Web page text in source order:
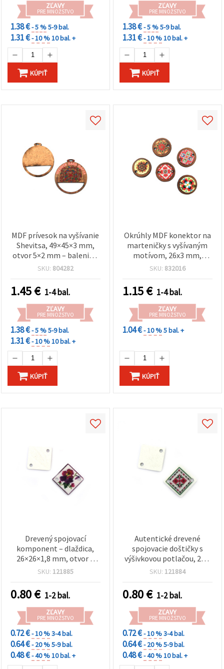
ZĽAVY
PRE MNOŽSTVO
1.38 €- 5 %5-9 bal.
1.31 €- 10 %10 bal. +
KÚPIŤ
ZĽAVY
PRE MNOŽSTVO
1.38 €- 5 %5-9 bal.
1.31 €- 10 %10 bal. +
KÚPIŤ
MDF prívesok na vyšívanie
Shevitsa, 49×45×3 mm,
otvor 5×2 mm – balenie 5
ks
SKU: 804282
1.45€ 1-4 bal.
ZĽAVY
PRE MNOŽSTVO
1.38 €- 5 %5-9 bal.
1.31 €- 10 %10 bal. +
KÚPIŤ
Okrúhly MDF konektor na
marteničky s vyšívaným
motívom, 26x3 mm,
otvor: 3 mm, na výrobu
scrapbooking a DIY – 5 ks
SKU: 832016
1.15€ 1-4 bal.
ZĽAVY
PRE MNOŽSTVO
1.04 €- 10 %5 bal. +
KÚPIŤ
Drevený spojovací
komponent – dlaždica,
26×26×1,8 mm, otvor 2
mm, potlač Výšivka – 10
SKU: 121885
0.80€ 1-2 bal.
ZĽAVY
PRE MNOŽSTVO
0.72 €- 10 %3-4 bal.
0.64 €- 20 %5-9 bal.
0.48 €- 40 %10 bal. +
Autentické drevené
spojovacie doštičky s
výšivkovou potlačou, 26 ×
26 × 1,8 mm, otvor 2 mm –
DIY tvorenie
SKU: 121884
0.80€ 1-2 bal.
ZĽAVY
PRE MNOŽSTVO
0.72 €- 10 %3-4 bal.
0.64 €- 20 %5-9 bal.
0.48 €- 40 %10 bal. +